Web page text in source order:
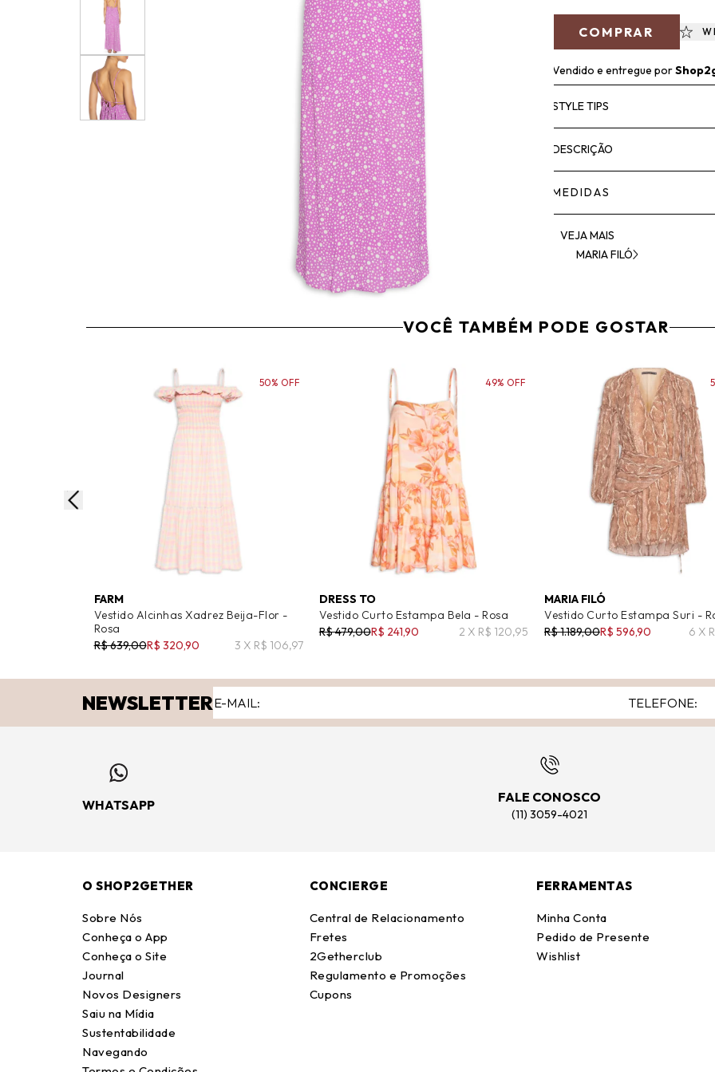
COMPRAR
Vendido e entregue por
STYLE TIPS
DESCRIÇÃO
MEDIDAS
VEJA MAIS
MARIA FILÓ
VOCÊ TAMBÉM PODE GOSTAR
FARM
Vestido Alcinhas Xadrez Beija-Flor -
Rosa
R$ 639,00R$ 320,90 3 X R$ 106,97
50% OFF
DRESS TO
Vestido Curto Estampa Bela - Rosa
R$ 479,00R$ 241,90 2 X R$ 120,95
49% OFF
MARIA FILÓ
Vestido Curto Estampa Suri -
R$ 1.189,00R$ 596,90 6 X
NEWSLETTER
WHATSAPP
FALE CONOSCO
(11) 3059-4021
O SHOP2GETHER
Sobre Nós
Conheça o App
Conheça o Site
Journal
Novos Designers
Saiu na Mídia
Sustentabilidade
Navegando
CONCIERGE
Central de Relacionamento
Fretes
2Getherclub
Regulamento e Promoções
Cupons
FERRAMENTAS
Minha Conta
Pedido de Presente
Wishlist